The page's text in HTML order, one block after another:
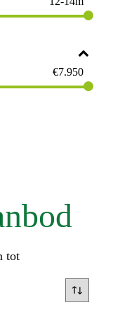
tot
€7.950